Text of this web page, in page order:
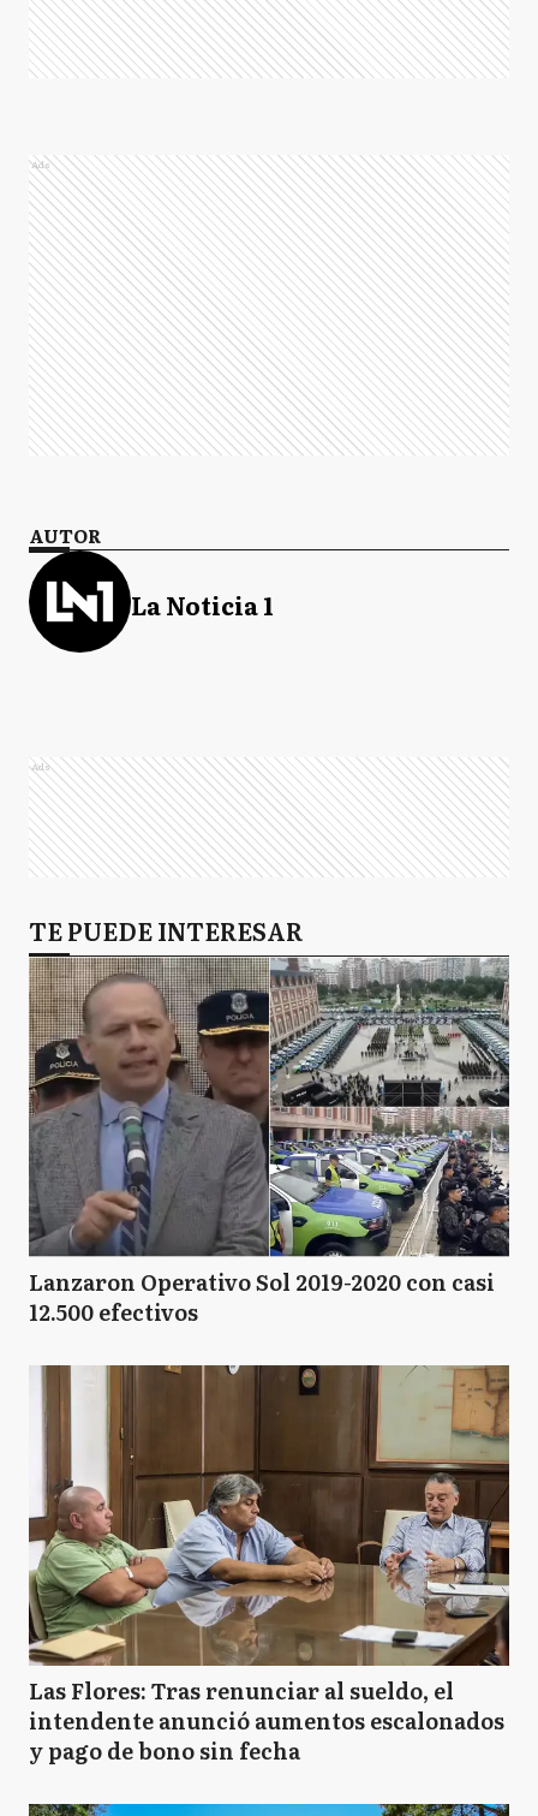
Ads
AUTOR
La Noticia 1
Ads
TE PUEDE INTERESAR
Lanzaron Operativo Sol 2019-2020 con casi
12.500 efectivos
Las Flores: Tras renunciar al sueldo, el
intendente anunció aumentos escalonados
y pago de bono sin fecha